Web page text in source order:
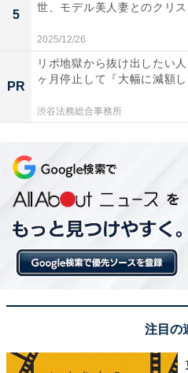
5
世、モデル美人妻とのクリ
2025/12/26
PR
リボ地獄から抜け出したい
ヶ月停止して『大幅に減額
渋谷法務総合事務所
注目の